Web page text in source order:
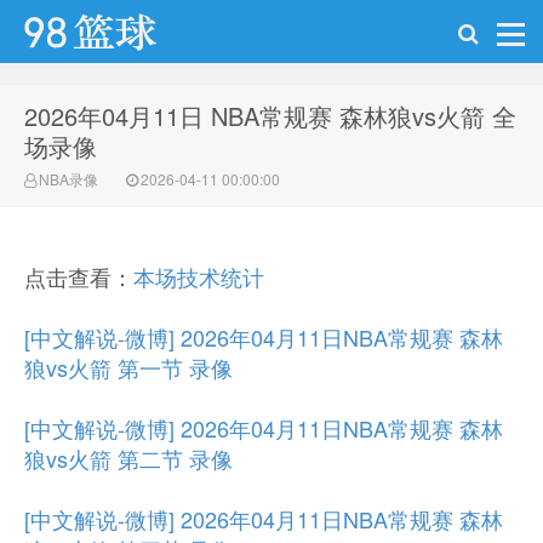
98篮球网
2026年04月11日 NBA常规赛 森林狼vs火箭 全
场录像
NBA录像 2026-04-11 00:00:00
点击查看： 本场技术统计
[中文解说-微博] 2026年04月11日NBA常规赛 森林
狼vs火箭 第一节 录像
[中文解说-微博] 2026年04月11日NBA常规赛 森林
狼vs火箭 第二节 录像
[中文解说-微博] 2026年04月11日NBA常规赛 森林